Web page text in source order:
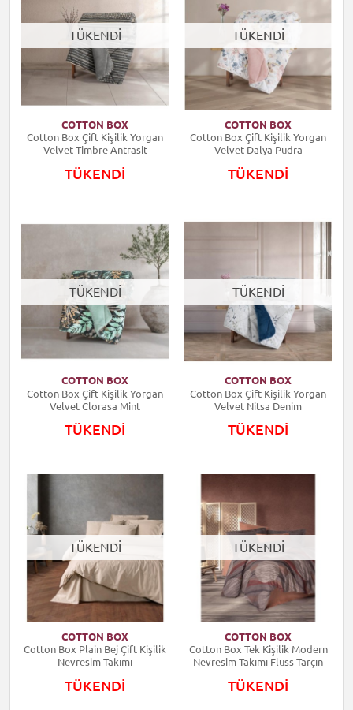
TÜKENDİ
COTTON BOX
Cotton Box Çift Kişilik Yorgan
Velvet Timbre Antrasit
TÜKENDİ
TÜKENDİ
COTTON BOX
Cotton Box Çift Kişilik Yorgan
Velvet Dalya Pudra
TÜKENDİ
TÜKENDİ
COTTON BOX
Cotton Box Çift Kişilik Yorgan
Velvet Clorasa Mint
TÜKENDİ
TÜKENDİ
COTTON BOX
Cotton Box Çift Kişilik Yorgan
Velvet Nitsa Denim
TÜKENDİ
TÜKENDİ
COTTON BOX
Cotton Box Plain Bej Çift Kişilik
Nevresim Takımı
TÜKENDİ
TÜKENDİ
COTTON BOX
Cotton Box Tek Kişilik Modern
Nevresim Takımı Fluss Tarçın
TÜKENDİ